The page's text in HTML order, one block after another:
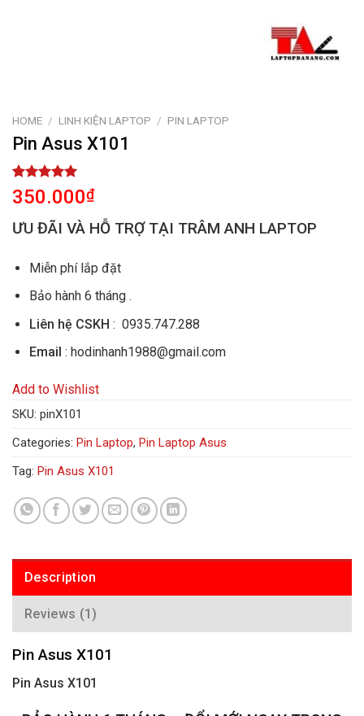
HOME / LINH KIỆN LAPTOP / PIN LAPTOP
Pin Asus X101
Rated
5.00
out of 5
1
customer
350.000₫
ƯU ĐÃI VÀ HỖ TRỢ TẠI TRÂM ANH LAPTOP
Miễn phí lắp đặt
Bảo hành 6 tháng .
Liên hệ CSKH : 0935.747.288
Email : hodinhanh1988@gmail.com
Add to Wishlist
SKU: pinX101
Categories: Pin Laptop, Pin Laptop Asus
Tag: Pin Asus X101
Description
Reviews (1)
Pin Asus X101
Pin Asus X101